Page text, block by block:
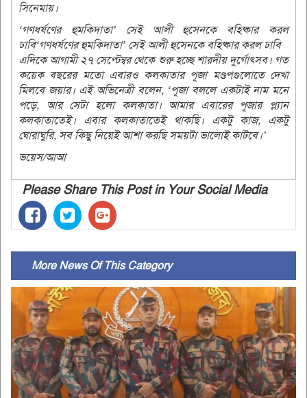
সিনেমায়।
‘গণধর্ষণের হুমকিদাতা’ সেই আলী হুসেনকে বহিষ্কার করল
ঢাবি‘গণধর্ষণের হুমকিদাতা’ সেই আলী হুসেনকে বহিষ্কার করল ঢাবি
এদিকে আগামী ২৭ সেপ্টেম্বর থেকে শুরু হচ্ছে শারদীয় দুর্গোৎসব। গত
কয়েক বছরের মতো এবারও কলকাতার পূজা মণ্ডপগুলোতে দেখা
মিলবে জয়ার। এই অভিনেত্রী বলেন, ‘পূজা বললে একটাই নাম মনে
পড়ে, আর সেটা হলো কলকাতা। আমার এবারের পূজার প্ল্যান
কলকাতাতেই। এবার কলকাতাতেই থাকছি। একটু কাজ, একটু
ঘোরাঘুরি, সব কিছু নিয়েই আশা করছি সময়টা ভালোই কাটবে।’
ভয়েস/আআ
Please Share This Post in Your Social Media
More News Of This Category